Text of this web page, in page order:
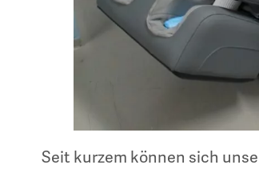
Seit kurzem können sich